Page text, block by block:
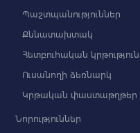
Պաշտպանություններ
Քննատախտակ
Հետբուհական կրթություն
Ուսանողի ձեռնարկ
Կրթական փաստաթղթեր
Նորություններ